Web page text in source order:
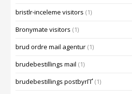
bristlr-inceleme visitors (1)
Bronymate visitors (1)
brud ordre mail agentur (1)
brudebestillings mail (1)
brudebestillings postbyrГҐ (1)